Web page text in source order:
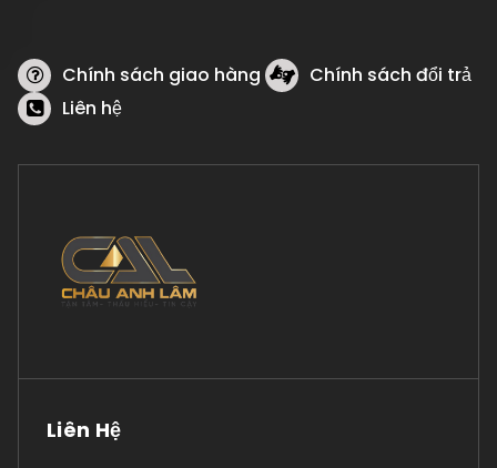
Chính sách giao hàng
Chính sách đổi trả
Liên hệ
Liên Hệ